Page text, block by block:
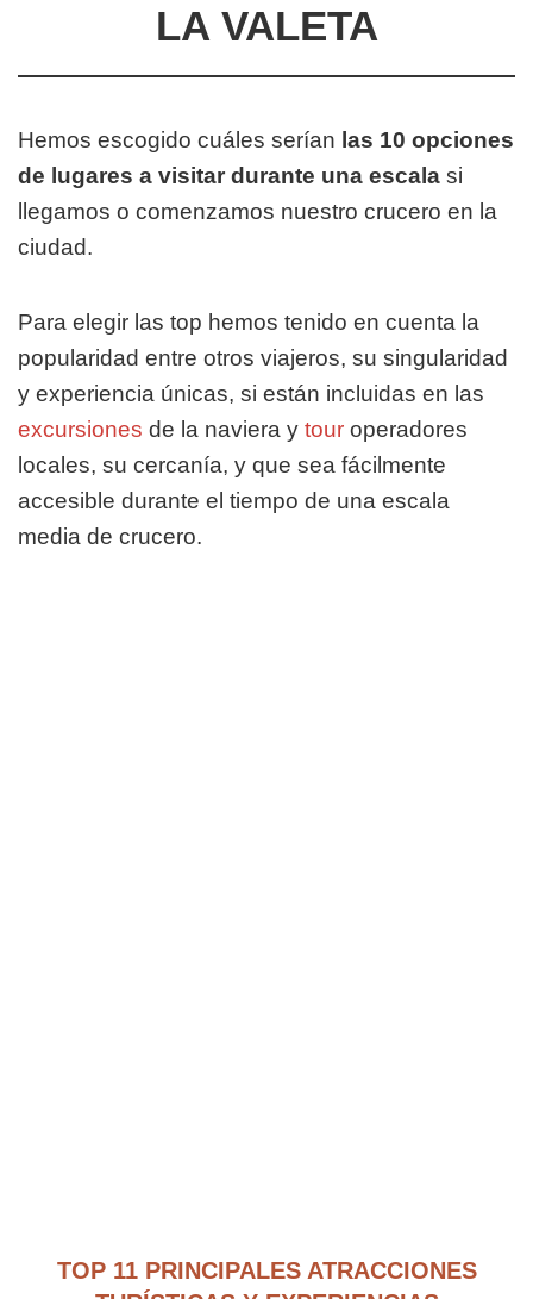
LA VALETA
Hemos escogido cuáles serían las 10 opciones
de lugares a visitar durante una escala si
llegamos o comenzamos nuestro crucero en la
ciudad.
Para elegir las top hemos tenido en cuenta la
popularidad entre otros viajeros, su singularidad
y experiencia únicas, si están incluidas en las
excursiones de la naviera y tour operadores
locales, su cercanía, y que sea fácilmente
accesible durante el tiempo de una escala
media de crucero.
TOP 11 PRINCIPALES ATRACCIONES